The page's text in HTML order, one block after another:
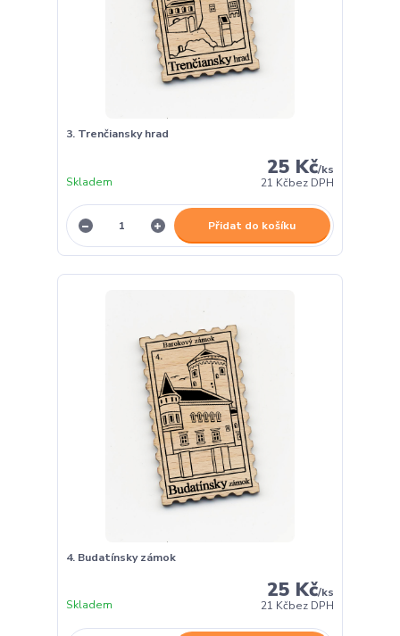
3. Trenčiansky hrad
25 Kč/ks
21 Kčbez DPH
Skladem
Přidat do košíku
4. Budatínsky zámok
25 Kč/ks
21 Kčbez DPH
Skladem